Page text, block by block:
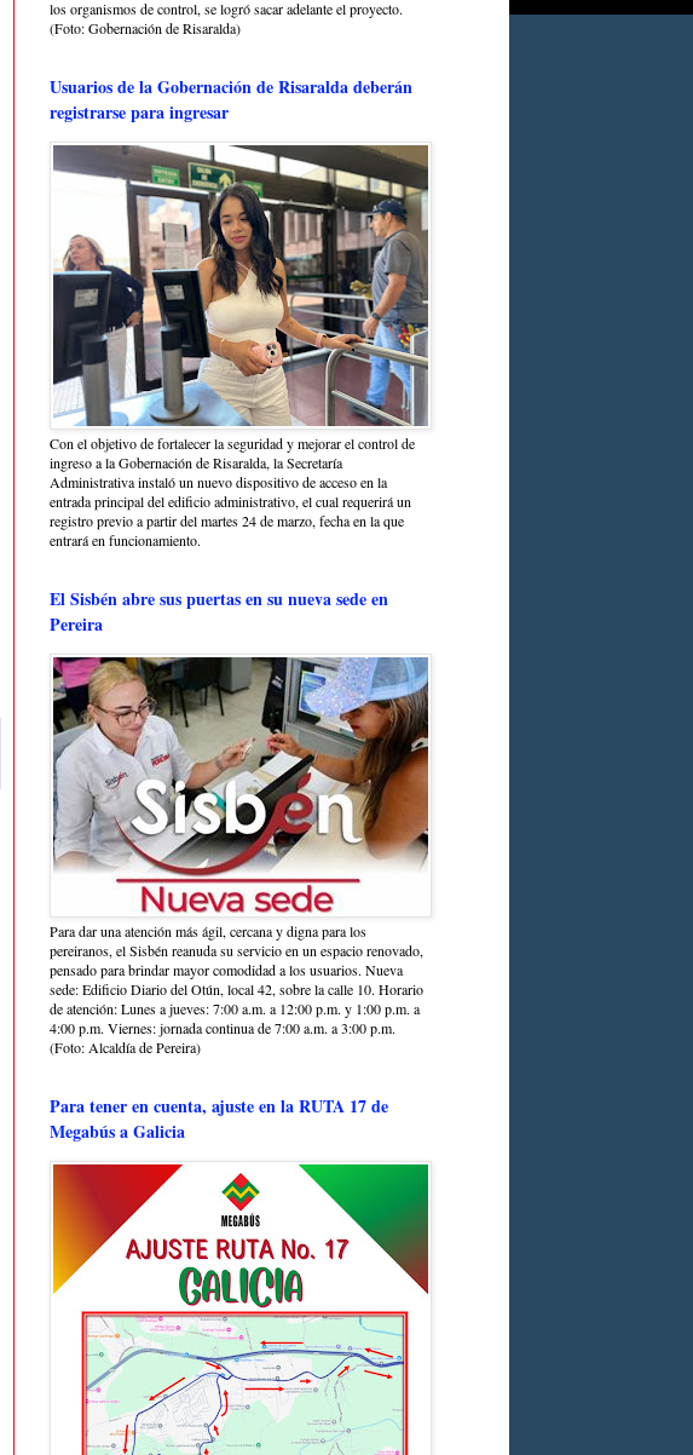
los organismos de control, se logró sacar adelante el proyecto.
(Foto: Gobernación de Risaralda)
Usuarios de la Gobernación de Risaralda deberán
registrarse para ingresar
Con el objetivo de fortalecer la seguridad y mejorar el control de
ingreso a la Gobernación de Risaralda, la Secretaría
Administrativa instaló un nuevo dispositivo de acceso en la
entrada principal del edificio administrativo, el cual requerirá un
registro previo a partir del martes 24 de marzo, fecha en la que
entrará en funcionamiento.
El Sisbén abre sus puertas en su nueva sede en
Pereira
Para dar una atención más ágil, cercana y digna para los
pereiranos, el Sisbén reanuda su servicio en un espacio renovado,
pensado para brindar mayor comodidad a los usuarios. Nueva
sede: Edificio Diario del Otún, local 42, sobre la calle 10. Horario
de atención: Lunes a jueves: 7:00 a.m. a 12:00 p.m. y 1:00 p.m. a
4:00 p.m. Viernes: jornada continua de 7:00 a.m. a 3:00 p.m.
(Foto: Alcaldía de Pereira)
Para tener en cuenta, ajuste en la RUTA 17 de
Megabús a Galicia